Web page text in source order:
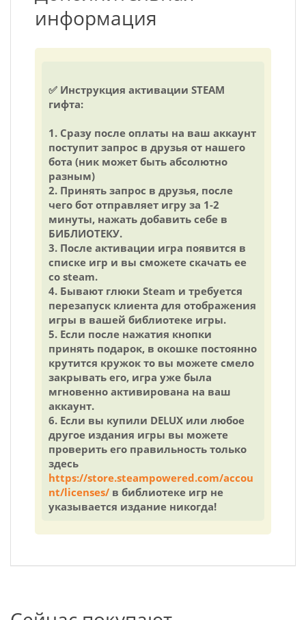
информация
✅ Инструкция активации STEAM
гифта:
1. Сразу после оплаты на ваш аккаунт
поступит запрос в друзья от нашего
бота (ник может быть абсолютно
разным)
2. Принять запрос в друзья, после
чего бот отправляет игру за 1-2
минуты, нажать добавить себе в
БИБЛИОТЕКУ.
3. После активации игра появится в
списке игр и вы сможете скачать ее
со steam.
4. Бывают глюки Steam и требуется
перезапуск клиента для отображения
игры в вашей библиотеке игры.
5. Если после нажатия кнопки
принять подарок, в окошке постоянно
крутится кружок то вы можете смело
закрывать его, игра уже была
мгновенно активирована на ваш
аккаунт.
6. Если вы купили DELUX или любое
другое издания игры вы можете
проверить его правильность только
здесь
https://store.steampowered.com/accou
nt/licenses/ в библиотеке игр не
указывается издание никогда!